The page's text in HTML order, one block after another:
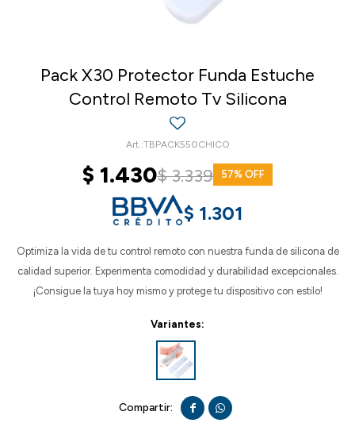
Pack X30 Protector Funda Estuche
Control Remoto Tv Silicona
TBPACK550CHICO
$ 1.430$3.339 57
$ 1.301
Optimiza la vida de tu control remoto con nuestra funda de silicona de
calidad superior. Experimenta comodidad y durabilidad excepcionales.
¡Consigue la tuya hoy mismo y protege tu dispositivo con estilo!
Variantes:
 